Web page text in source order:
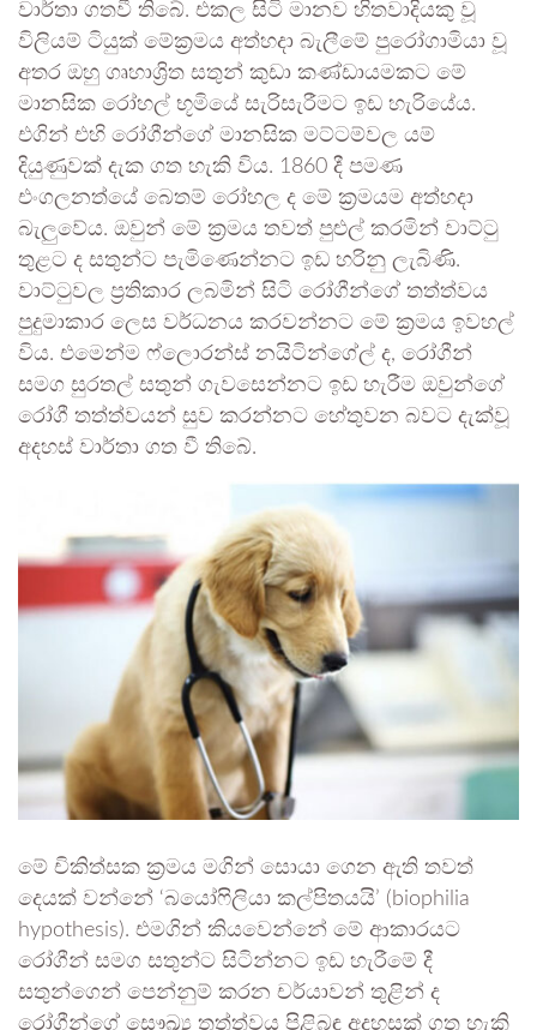
වාර්තා ගතවී තිබේ. එකල සිටි මානව හිතවාදියකු වූ
විලියම් ටියුක් මේක්‍රමය අත්හදා බැලීමේ පුරෝගාමියා වූ
අතර ඔහු ගෘහාශ්‍රිත සතුන් කුඩා කණ්ඩායමකට මේ
මානසික රෝහල් භූමියේ සැරිසැරීමට ඉඩ හැරියේය.
එගින් එහි රෝගීන්ගේ මානසික මට්ටම්වල යම්
දියුණුවක් දැක ගත හැකි විය. 1860 දී පමණ
එංගලනත්යේ බෙතම් රෝහල ද මේ ක්‍රමයම අත්හදා
බැලුවේය. ඔවුන් මේ ක්‍රමය තවත් පුළුල් කරමින් වාට්ටු
තුළට ද සතුන්ට පැමිණෙන්නට ඉඩ හරිනු ලැබිණි.
වාට්ටුවල ප්‍රතිකාර ලබමින් සිටි රෝගීන්ගේ තත්ත්වය
පුදුමාකාර ලෙස වර්ධනය කරවන්නට මේ ක්‍රමය ඉවහල්
විය. එමෙන්ම ෆ්ලොරන්ස් නයිටින්ගේල් ද, රෝගීන්
සමග සුරතල් සතුන් ගැවසෙන්නට ඉඩ හැරීම ඔවුන්ගේ
රෝගී තත්ත්වයන් සුව කරන්නට හේතුවන බවට දැක්වූ
අදහස් වාර්තා ගත වී තිබේ.
මේ චිකිත්සක ක්‍රමය මගින් සොයා ගෙන ඇති තවත්
දෙයක් වන්නේ ‘බයෝෆිලියා කල්පිතයයි’ (biophilia
hypothesis). එමගින් කියවෙන්නේ මේ ආකාරයට
රෝගීන් සමග සතුන්ට සිටින්නට ඉඩ හැරීමේ දී
සතුන්ගෙන් පෙන්නුම් කරන චර්යාවන් තුළින් ද
රෝගීන්ගේ සෞඛ්‍ය තත්ත්වය පිළිබඳ අදහසක් ගත හැකි